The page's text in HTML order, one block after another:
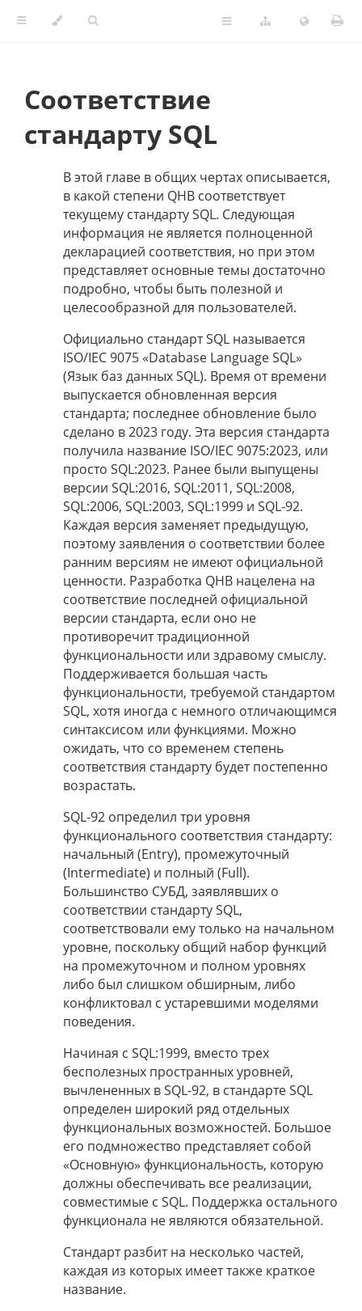
Соответствие
стандарту SQL
В этой главе в общих чертах описывается,
в какой степени QHB соответствует
текущему стандарту SQL. Следующая
информация не является полноценной
декларацией соответствия, но при этом
представляет основные темы достаточно
подробно, чтобы быть полезной и
целесообразной для пользователей.
Официально стандарт SQL называется
ISO/IEC 9075 «Database Language SQL»
(Язык баз данных SQL). Время от времени
выпускается обновленная версия
стандарта; последнее обновление было
сделано в 2023 году. Эта версия стандарта
получила название ISO/IEC 9075:2023, или
просто SQL:2023. Ранее были выпущены
версии SQL:2016, SQL:2011, SQL:2008,
SQL:2006, SQL:2003, SQL:1999 и SQL-92.
Каждая версия заменяет предыдущую,
поэтому заявления о соответствии более
ранним версиям не имеют официальной
ценности. Разработка QHB нацелена на
соответствие последней официальной
версии стандарта, если оно не
противоречит традиционной
функциональности или здравому смыслу.
Поддерживается большая часть
функциональности, требуемой стандартом
SQL, хотя иногда с немного отличающимся
синтаксисом или функциями. Можно
ожидать, что со временем степень
соответствия стандарту будет постепенно
возрастать.
SQL-92 определил три уровня
функционального соответствия стандарту:
начальный (Entry), промежуточный
(Intermediate) и полный (Full).
Большинство СУБД, заявлявших о
соответствии стандарту SQL,
соответствовали ему только на начальном
уровне, поскольку общий набор функций
на промежуточном и полном уровнях
либо был слишком обширным, либо
конфликтовал с устаревшими моделями
поведения.
Начиная с SQL:1999, вместо трех
бесполезных пространных уровней,
вычлененных в SQL-92, в стандарте SQL
определен широкий ряд отдельных
функциональных возможностей. Большое
его подмножество представляет собой
«Основную» функциональность, которую
должны обеспечивать все реализации,
совместимые с SQL. Поддержка остального
функционала не являются обязательной.
Стандарт разбит на несколько частей,
каждая из которых имеет также краткое
название.